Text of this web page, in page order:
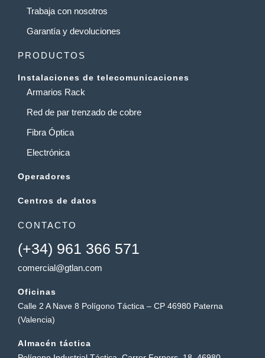
Trabaja con nosotros
Garantía y devoluciones
PRODUCTOS
Instalaciones de telecomunicaciones
Armarios Rack
Red de par trenzado de cobre
Fibra Óptica
Electrónica
Operadores
Centros de datos
CONTACTO
(+34) 961 366 571
comercial@gtlan.com
Oficinas
Calle 2 A Nave 8 Polígono Táctica – CP 46980 Paterna
(Valencia)
Almacén táctica